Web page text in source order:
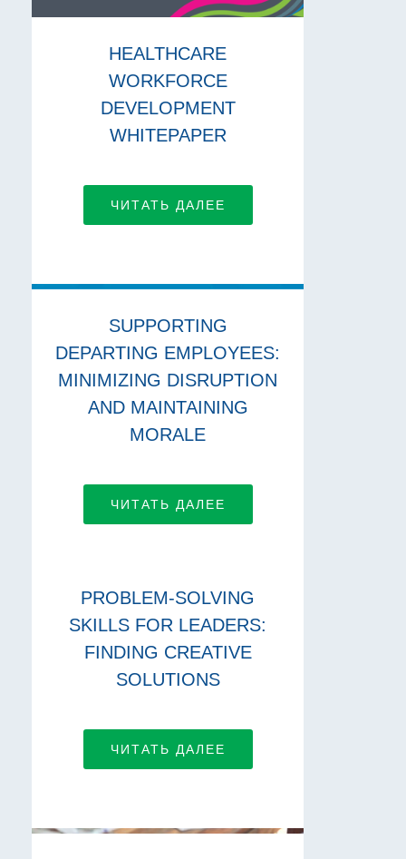
HEALTHCARE
WORKFORCE
DEVELOPMENT
WHITEPAPER
ЧИТАТЬ ДАЛЕЕ
SUPPORTING
DEPARTING EMPLOYEES:
MINIMIZING DISRUPTION
AND MAINTAINING
MORALE
ЧИТАТЬ ДАЛЕЕ
PROBLEM-SOLVING
SKILLS FOR LEADERS:
FINDING CREATIVE
SOLUTIONS
ЧИТАТЬ ДАЛЕЕ